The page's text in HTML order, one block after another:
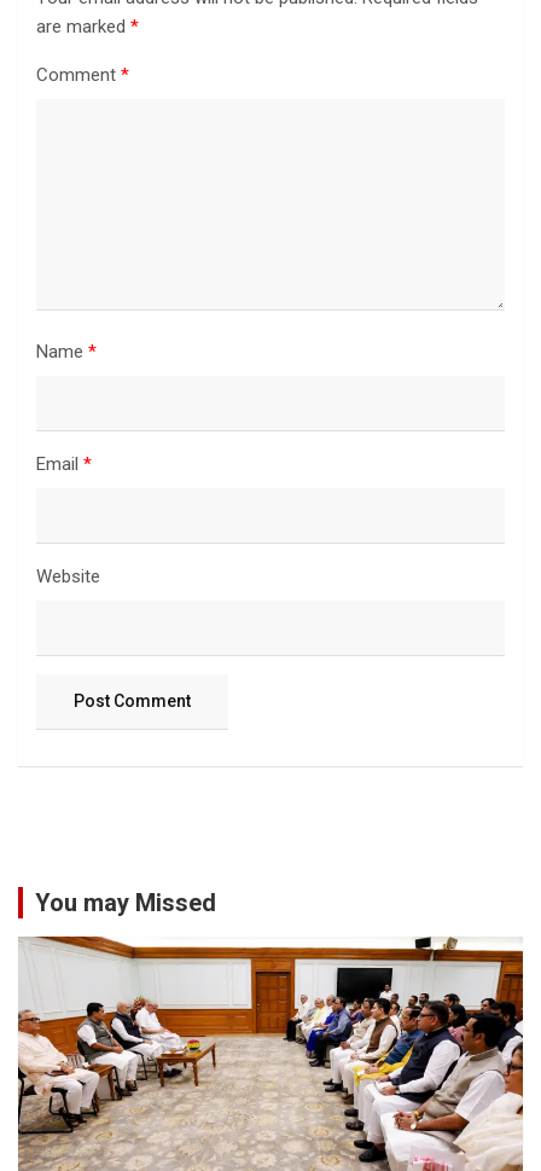
are marked *
Comment *
Name *
Email *
Website
You may Missed